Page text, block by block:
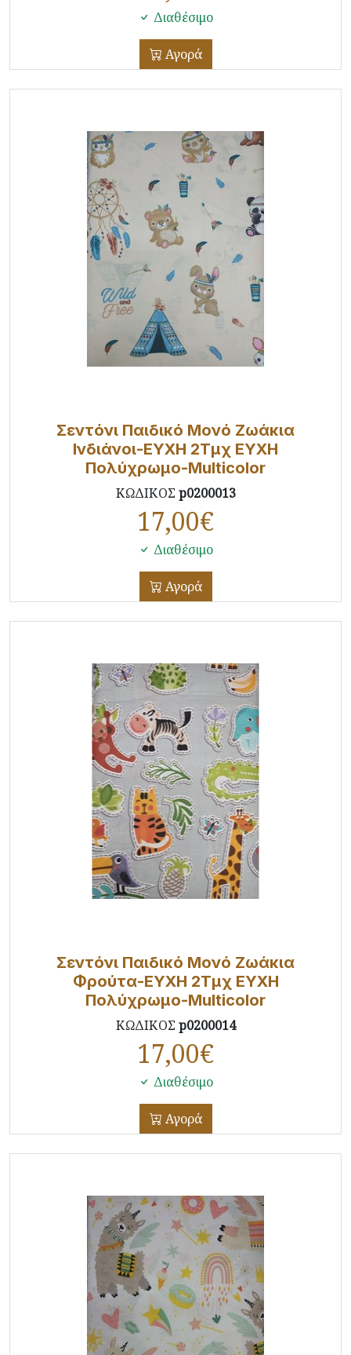
Διαθέσιμο
Αγορά
Σεντόνι Παιδικό Μονό Ζωάκια
Ινδιάνοι-ΕΥΧΗ 2Τμχ ΕΥΧΗ
Πολύχρωμο-Multicolor
ΚΩΔΙΚΟΣ p0200013
17,00€
Διαθέσιμο
Αγορά
Σεντόνι Παιδικό Μονό Ζωάκια
Φρούτα-ΕΥΧΗ 2Τμχ ΕΥΧΗ
Πολύχρωμο-Multicolor
ΚΩΔΙΚΟΣ p0200014
17,00€
Διαθέσιμο
Αγορά